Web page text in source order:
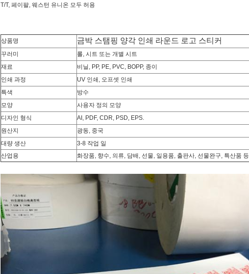
T/T, 페이팔, 웨스턴 유니온 모두 허용
상품명 금박 스탬핑 양각 인쇄 라운드 로고 스티커
꾸러미
롤, 시트 또는 개별 시트
재료
비닐, PP, PE, PVC, BOPP, 종이
인쇄 과정
UV 인쇄, 오프셋 인쇄
특색
방수
모양
사용자 정의 모양
디자인 형식
AI, PDF, CDR, PSD, EPS.
원산지
광동, 중국
대량 생산
3-8 작업 일
산업용
화장품, 향수, 의류, 담배, 선물, 일용품, 출판사, 선물완구, 특산품 등